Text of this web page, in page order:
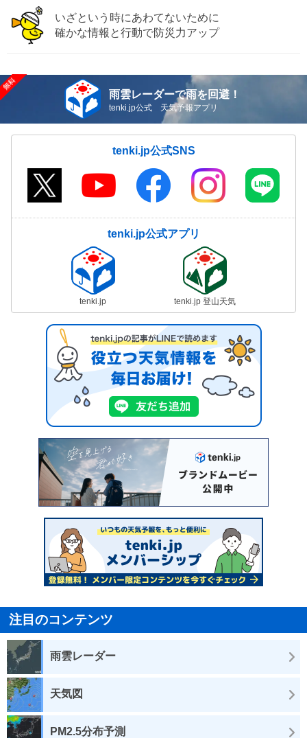
いざという時にあわてないために
確かな情報と行動で防災力アップ
雨雲レーダーで雨を回避！
tenki.jp公式 天気予報アプリ
tenki.jp公式SNS
tenki.jp公式アプリ
tenki.jp tenki.jp 登山天気
注目のコンテンツ
雨雲レーダー
天気図
PM2.5分布予測